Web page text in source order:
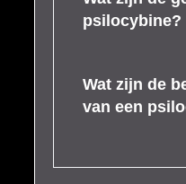
psilocybine?
Wat zijn de
van een